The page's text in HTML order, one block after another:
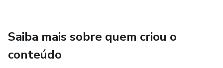
Saiba mais sobre quem criou o
conteúdo